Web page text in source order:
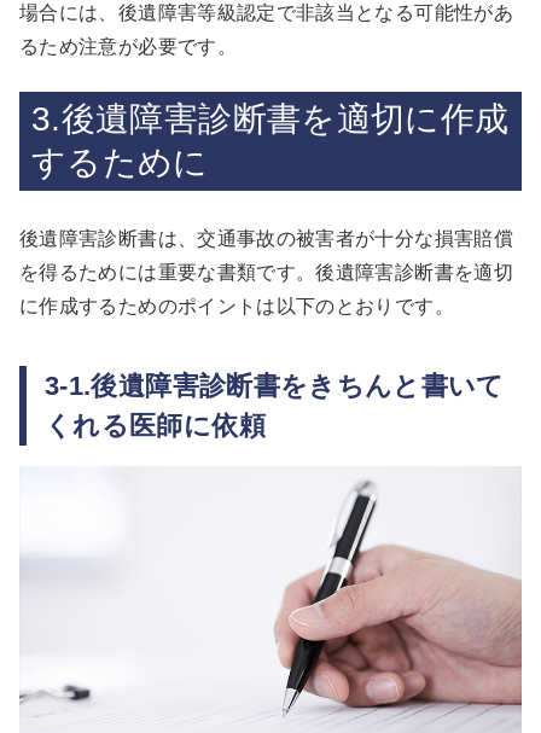
場合には、後遺障害等級認定で非該当となる可能性があ
るため注意が必要です。
3.後遺障害診断書を適切に作成
するために
後遺障害診断書は、交通事故の被害者が十分な損害賠償
を得るためには重要な書類です。後遺障害診断書を適切
に作成するためのポイントは以下のとおりです。
3-1.後遺障害診断書をきちんと書いて
くれる医師に依頼